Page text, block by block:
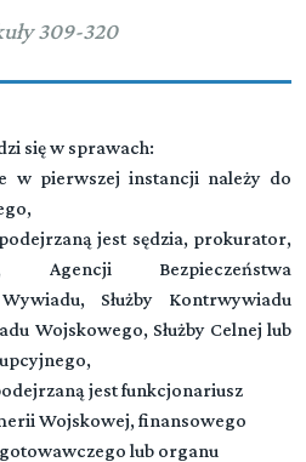
309-320
się w sprawach:
w pierwszej instancji należy do
jest sędzia, prokurator,
Agencji Bezpieczeństwa
Służby Kontrwywiadu
Wojskowego, Służby Celnej lub
jest funkcjonariusz
Wojskowej, finansowego
lub organu